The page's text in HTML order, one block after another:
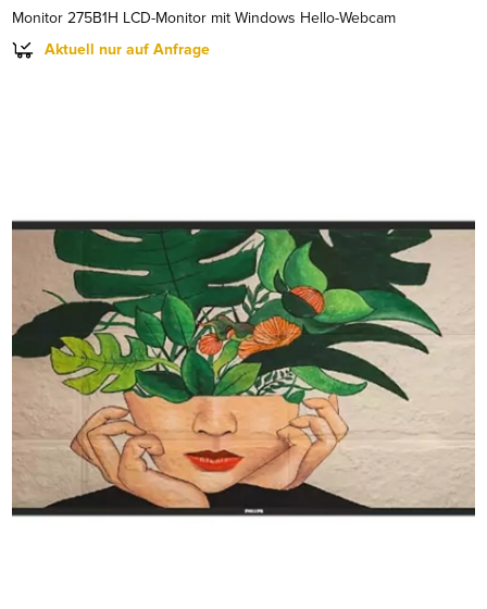
Monitor 275B1H LCD-Monitor mit Windows Hello-Webcam
Aktuell nur auf Anfrage